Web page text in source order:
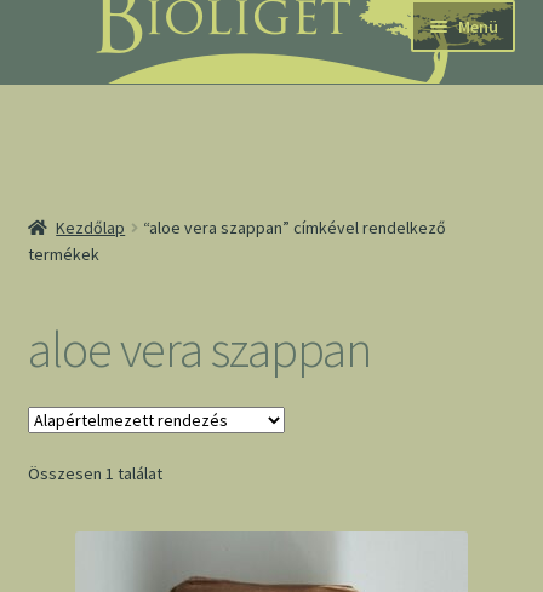
navigációhoz
tartalomba
Menü
Kezdőlap
“aloe vera szappan” címkével rendelkező
termékek
aloe vera szappan
Összesen 1 találat